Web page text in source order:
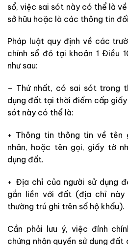
sổ, việc sai sót này có thể là
sở hữu hoặc là các thông tin
Pháp luật quy định về các
chính sổ đỏ tại khoản 1 Điều
như sau:
– Thứ nhất, có sai sót trong
dụng đất tại thời điểm cấp giấy
sót này có thể là:
+ Thông tin thông tin về tên
nhân, hoặc tên gọi, giấy tờ
dụng đất.
+ Địa chỉ của người sử dụng
gắn liền với đất (địa chỉ này
thường trú ghi trên sổ hộ khẩu).
Cần phải lưu ý, việc đính
chứng nhận quyền sử dụng